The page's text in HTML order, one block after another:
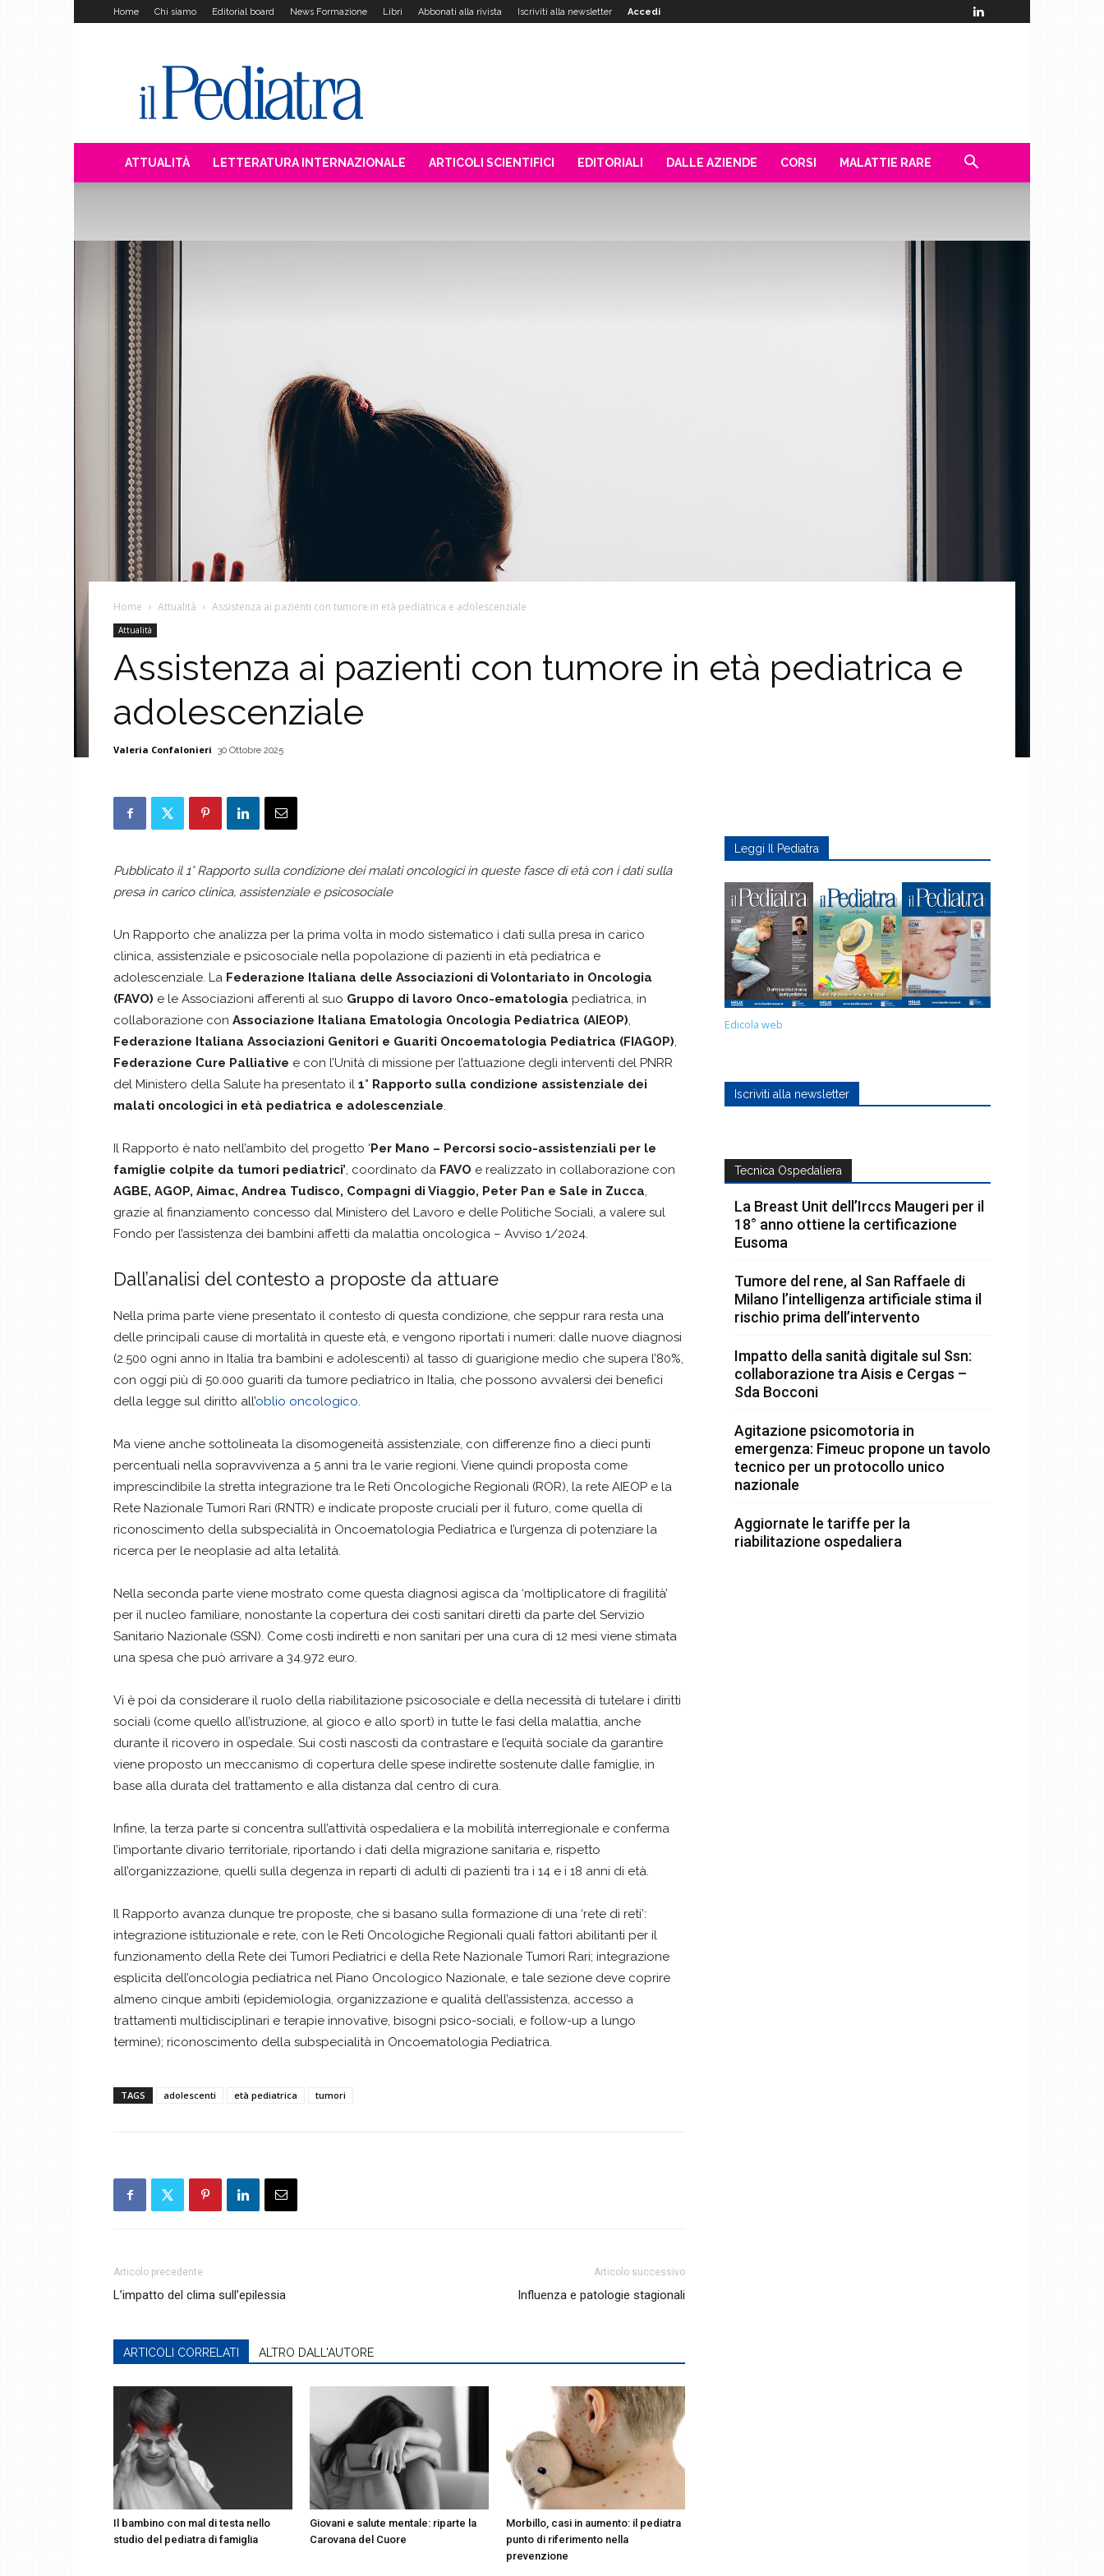
Home Chi siamo Editorial board News Formazione Libri Abbonati alla rivista Iscriviti alla newsletter Accedi
Pediatra
ATTUALITÀ LETTERATURA INTERNAZIONALE ARTICOLI SCIENTIFICI EDITORIALI DALLE AZIENDE CORSI MALATTIE RARE
Home Attualità Assistenza ai pazienti con tumore in età pediatrica e adolescenziale
Attualità
Assistenza ai pazienti con tumore in età pediatrica e
adolescenziale
Valeria Confalonieri 30 Ottobre 2025
Pubblicato il 1° Rapporto sulla condizione dei malati oncologici in queste fasce di età con i dati sulla
presa in carico clinica, assistenziale e psicosociale
Un Rapporto che analizza per la prima volta in modo sistematico i dati sulla presa in carico
clinica, assistenziale e psicosociale nella popolazione di pazienti in età pediatrica e
adolescenziale. La Federazione Italiana delle Associazioni di Volontariato in Oncologia
(FAVO) e le Associazioni afferenti al suo Gruppo di lavoro Onco-ematologia pediatrica, in
collaborazione con Associazione Italiana Ematologia Oncologia Pediatrica (AIEOP),
Federazione Italiana Associazioni Genitori e Guariti Oncoematologia Pediatrica (FIAGOP),
Federazione Cure Palliative e con l’Unità di missione per l’attuazione degli interventi del PNRR
del Ministero della Salute ha presentato il 1° Rapporto sulla condizione assistenziale dei
malati oncologici in età pediatrica e adolescenziale.
Il Rapporto è nato nell’ambito del progetto ‘Per Mano – Percorsi socio-assistenziali per le
famiglie colpite da tumori pediatrici’, coordinato da FAVO e realizzato in collaborazione con
AGBE, AGOP, Aimac, Andrea Tudisco, Compagni di Viaggio, Peter Pan e Sale in Zucca,
grazie al finanziamento concesso dal Ministero del Lavoro e delle Politiche Sociali, a valere sul
Fondo per l’assistenza dei bambini affetti da malattia oncologica – Avviso 1/2024.
Dall’analisi del contesto a proposte da attuare
Nella prima parte viene presentato il contesto di questa condizione, che seppur rara resta una
delle principali cause di mortalità in queste età, e vengono riportati i numeri: dalle nuove diagnosi
(2.500 ogni anno in Italia tra bambini e adolescenti) al tasso di guarigione medio che supera l’80%,
con oggi più di 50.000 guariti da tumore pediatrico in Italia, che possono avvalersi dei benefici
della legge sul diritto all’oblio oncologico.
Ma viene anche sottolineata la disomogeneità assistenziale, con differenze fino a dieci punti
percentuali nella sopravvivenza a 5 anni tra le varie regioni. Viene quindi proposta come
imprescindibile la stretta integrazione tra le Reti Oncologiche Regionali (ROR), la rete AIEOP e la
Rete Nazionale Tumori Rari (RNTR) e indicate proposte cruciali per il futuro, come quella di
riconoscimento della subspecialità in Oncoematologia Pediatrica e l’urgenza di potenziare la
ricerca per le neoplasie ad alta letalità.
Nella seconda parte viene mostrato come questa diagnosi agisca da ‘moltiplicatore di fragilità’
per il nucleo familiare, nonostante la copertura dei costi sanitari diretti da parte del Servizio
Sanitario Nazionale (SSN). Come costi indiretti e non sanitari per una cura di 12 mesi viene stimata
una spesa che può arrivare a 34.972 euro.
Vi è poi da considerare il ruolo della riabilitazione psicosociale e della necessità di tutelare i diritti
sociali (come quello all’istruzione, al gioco e allo sport) in tutte le fasi della malattia, anche
durante il ricovero in ospedale. Sui costi nascosti da contrastare e l’equità sociale da garantire
viene proposto un meccanismo di copertura delle spese indirette sostenute dalle famiglie, in
base alla durata del trattamento e alla distanza dal centro di cura.
Infine, la terza parte si concentra sull’attività ospedaliera e la mobilità interregionale e conferma
l’importante divario territoriale, riportando i dati della migrazione sanitaria e, rispetto
all’organizzazione, quelli sulla degenza in reparti di adulti di pazienti tra i 14 e i 18 anni di età.
Il Rapporto avanza dunque tre proposte, che si basano sulla formazione di una ‘rete di reti’:
integrazione istituzionale e rete, con le Reti Oncologiche Regionali quali fattori abilitanti per il
funzionamento della Rete dei Tumori Pediatrici e della Rete Nazionale Tumori Rari; integrazione
esplicita dell’oncologia pediatrica nel Piano Oncologico Nazionale, e tale sezione deve coprire
almeno cinque ambiti (epidemiologia, organizzazione e qualità dell’assistenza, accesso a
trattamenti multidisciplinari e terapie innovative, bisogni psico-sociali, e follow-up a lungo
termine); riconoscimento della subspecialità in Oncoematologia Pediatrica.
TAGS adolescenti età pediatrica tumori
Articolo precedente
L’impatto del clima sull’epilessia
Articolo successivo
Influenza e patologie stagionali
ARTICOLI CORRELATI ALTRO DALL'AUTORE
Il bambino con mal di testa nello
studio del pediatra di famiglia
Giovani e salute mentale: riparte la
Carovana del Cuore
Morbillo, casi in aumento: il pediatra
punto di riferimento nella
prevenzione
Leggi Il Pediatra
Edicola web
Iscriviti alla newsletter
Tecnica Ospedaliera
La Breast Unit dell’Irccs Maugeri per il
18° anno ottiene la certificazione
Eusoma
Tumore del rene, al San Raffaele di
Milano l’intelligenza artificiale stima il
rischio prima dell’intervento
Impatto della sanità digitale sul Ssn:
collaborazione tra Aisis e Cergas –
Sda Bocconi
Agitazione psicomotoria in
emergenza: Fimeuc propone un tavolo
tecnico per un protocollo unico
nazionale
Aggiornate le tariffe per la
riabilitazione ospedaliera